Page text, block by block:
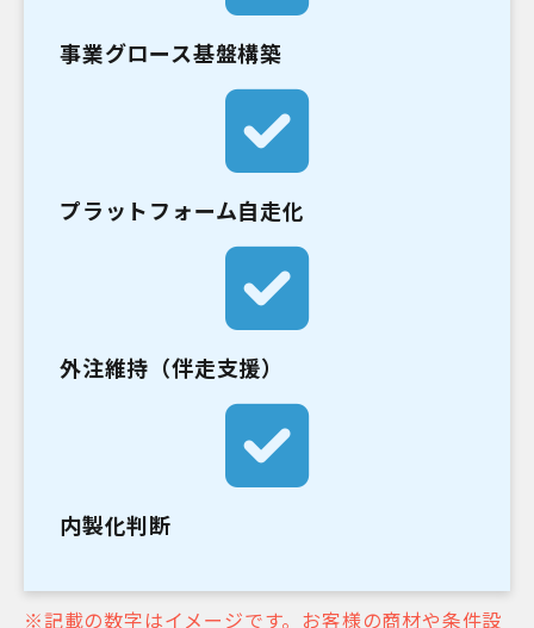
事業グロース基盤構築
プラットフォーム自走化
外注維持（伴走支援）
内製化判断
※記載の数字はイメージです。お客様の商材や条件設